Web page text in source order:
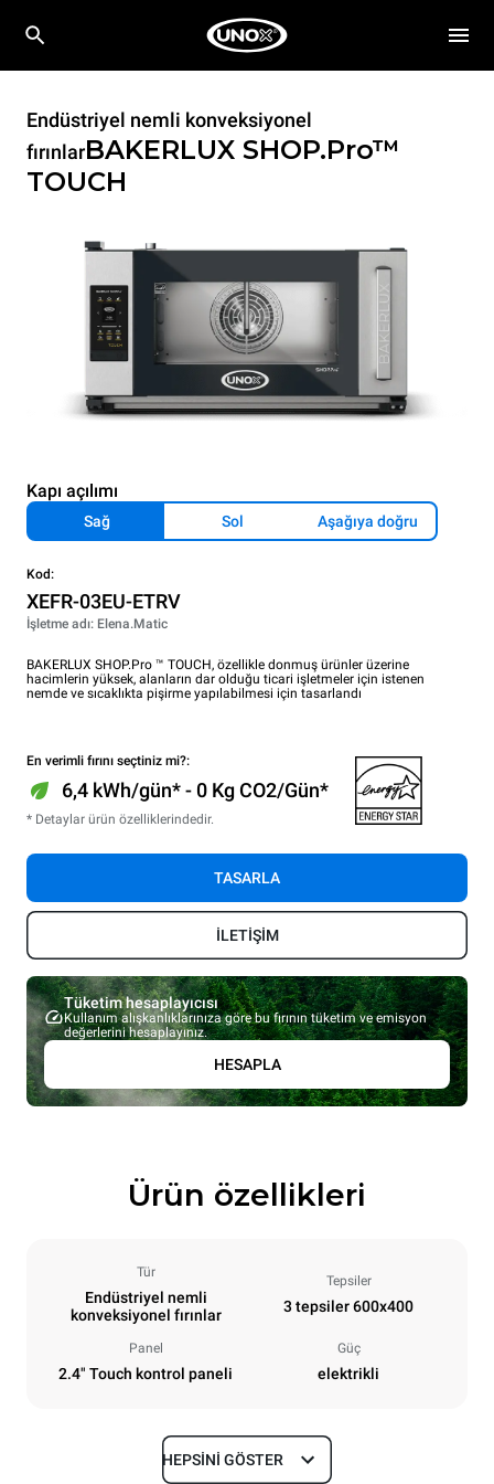
Endüstriyel nemli konveksiyonel
fırınlarBAKERLUX SHOP.Pro™
TOUCH
Kapı açılımı
Sağ Sol Aşağıya doğru
Kod:
XEFR-03EU-ETRV
İşletme adı: Elena.Matic
BAKERLUX SHOP.Pro ™ TOUCH, özellikle donmuş ürünler üzerine
hacimlerin yüksek, alanların dar olduğu ticari işletmeler için istenen
nemde ve sıcaklıkta pişirme yapılabilmesi için tasarlandı
En verimli fırını seçtiniz mi?:
6,4 kWh/gün* - 0 Kg CO2/Gün*
* Detaylar ürün özelliklerindedir.
TASARLA
İLETİŞİM
Tüketim hesaplayıcısı
Kullanım alışkanlıklarınıza göre bu fırının tüketim ve emisyon
değerlerini hesaplayınız.
HESAPLA
Ürün özellikleri
Tür
Endüstriyel nemli
konveksiyonel fırınlar
Tepsiler
3 tepsiler 600x400
Panel
2.4" Touch kontrol paneli
Güç
elektrikli
Boyutlar
HEPSINI GÖSTER